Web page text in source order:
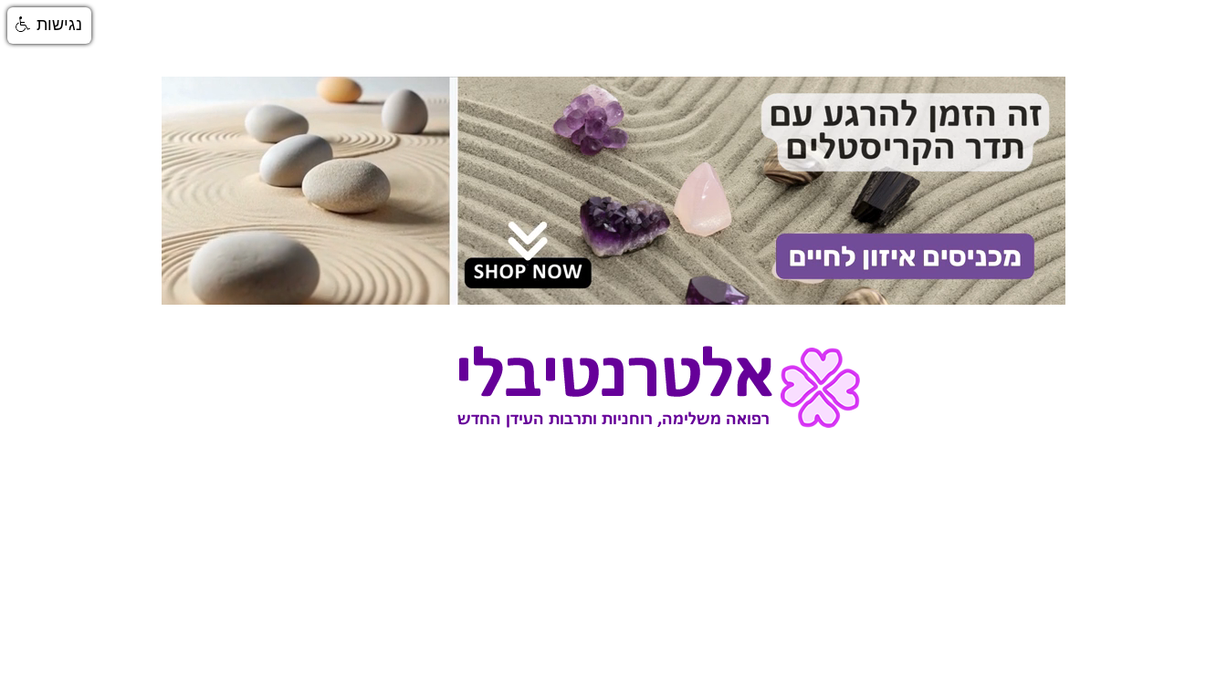
נגישות